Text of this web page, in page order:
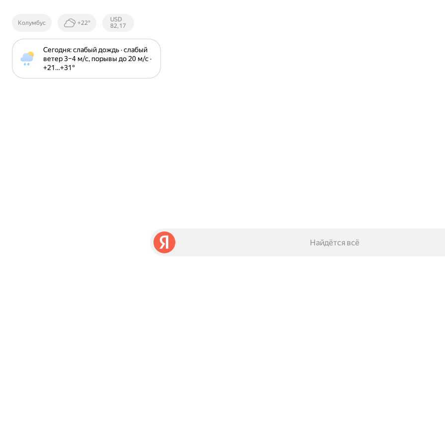
Колумбус +22°
Курсы ЦБ
РФ
USD
82,17
Сегодня: слабый дождь · слабый
ветер 3⁠–⁠4 м⁠/⁠с, порывы до 20 м⁠/⁠с ·
+21⁠…⁠+31⁠°